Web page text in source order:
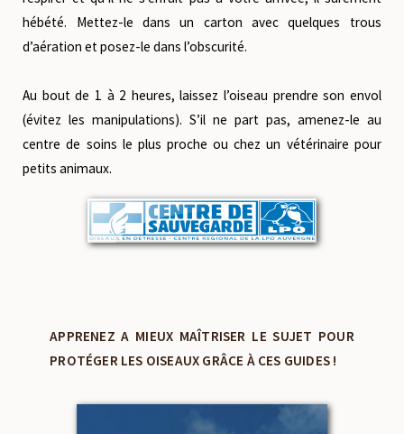
hébété. Mettez-le dans un carton avec quelques trous
d’aération et posez-le dans l’obscurité.
Au bout de 1 à 2 heures, laissez l’oiseau prendre son envol
(évitez les manipulations). S’il ne part pas, amenez-le au
centre de soins le plus proche ou chez un vétérinaire pour
petits animaux.
APPRENEZ A MIEUX MAÎTRISER LE SUJET POUR
PROTÉGER LES OISEAUX GRÂCE À CES GUIDES !